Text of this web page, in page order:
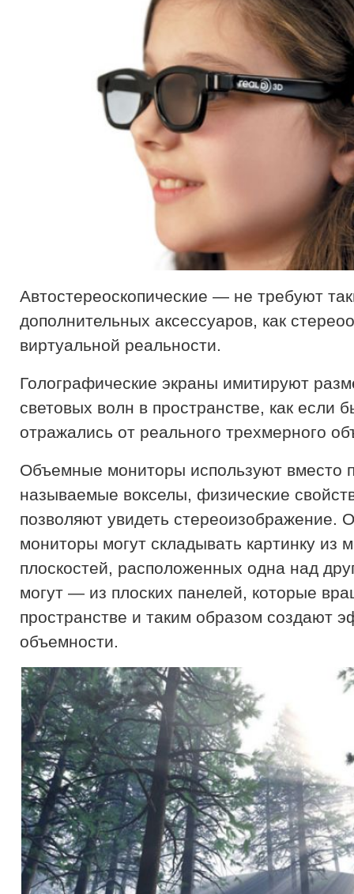
Автостереоскопические — не требуют
дополнительных аксессуаров, как
виртуальной реальности.
Голографические экраны имитируют
световых волн в пространстве, как если
отражались от реального трехмерного
Объемные мониторы используют вместо
называемые вокселы, физические
позволяют увидеть стереоизображение.
мониторы могут складывать картинку из
плоскостей, расположенных одна над
могут — из плоских панелей, которые
пространстве и таким образом создают
объемности.